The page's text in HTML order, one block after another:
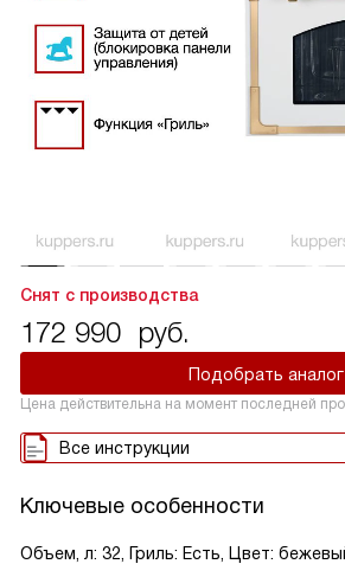
Снят с производства
172 990 руб.
Подобрать аналог
Цена действительна на момент последней
Все инструкции
Ключевые особенности
Объем, л: 32, Гриль: Есть, Цвет: